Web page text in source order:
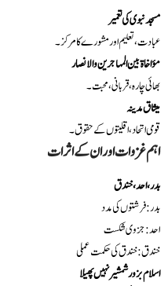
مسجد نبوی کی تعمیر
عبادت، تعلیم اور مشورے کا مرکز۔
مؤاخاة بین المہاجرین والانصار
بھائی چارہ، قربانی، محبت۔
میثاق مدینہ
قومی اتحاد، اقلیتوں کے حقوق۔
اہم غزوات اور ان کے اثرات
بدر، احد، خندق
بدر: فرشتوں کی مدد
احد: جزوی شکست
خندق: خندق کی حکمت عملی
اسلام بزور شمشیر نہیں پھیلا